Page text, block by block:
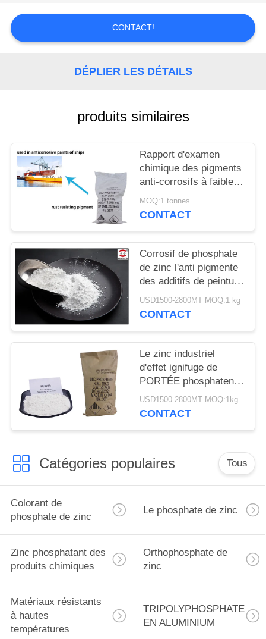
QUALITÉ
CONTACTER
DEMANDEZ
DEVIS
PLAN
SITE
PRIVACY
POLICY
CONTACT!
DÉPLIER LES DÉTAILS
produits similaires
Rapport d'examen
chimique des pigments
anti-corrosifs à faible
teneur en zinc
phosphate de métaux
MOQ:1 tonnes
CONTACT
Corrosif de phosphate
de zinc l'anti pigmente
des additifs de peinture
et des additifs de
revêtement
USD1500-2800MT MOQ:1 kg
CONTACT
Le zinc industriel
d'effet ignifuge de
PORTÉE phosphatent
7779 90 0
USD1500-2800MT MOQ:1kg
CONTACT
Catégories populaires Tous
Colorant de
phosphate de zinc
Le phosphate de zinc
Zinc phosphatant des
produits chimiques
Orthophosphate de
zinc
Matériaux résistants
à hautes
températures
TRIPOLYPHOSPHATE
EN ALUMINIUM